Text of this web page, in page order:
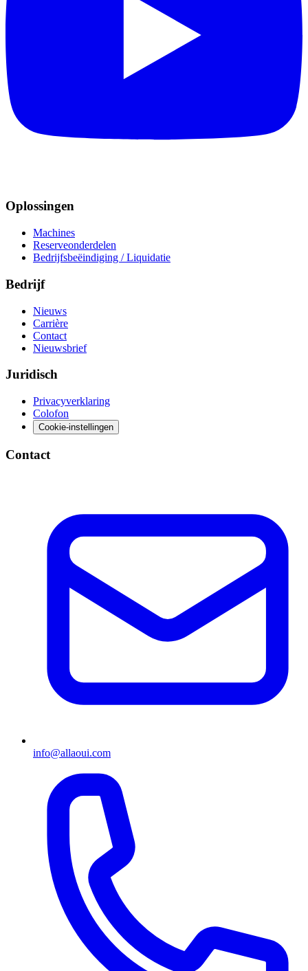
Oplossingen
Machines
Reserveonderdelen
Bedrijfsbeëindiging / Liquidatie
Bedrijf
Nieuws
Carrière
Contact
Nieuwsbrief
Juridisch
Privacyverklaring
Colofon
Cookie-instellingen
Contact
info@allaoui.com